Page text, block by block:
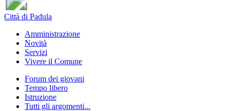
Città di Padula
Amministrazione
Novità
Servizi
Vivere il Comune
Forum dei giovani
Tempo libero
Istruzione
Tutti gli argomenti...